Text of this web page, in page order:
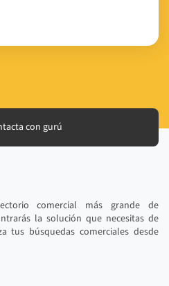
con gurú
comercial más grande de
la solución que necesitas de
tus búsquedas comerciales desde